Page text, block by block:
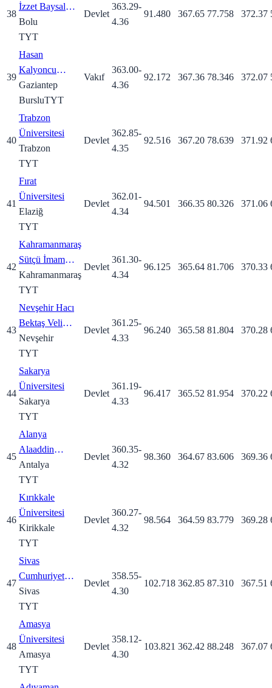
38
İzzet Baysal
Üniversitesi
Bolu
TYT
Devlet
363.29-
4.36
91.480 367.65 77.758 372.37
39
Hasan
Kalyoncu
Üniversitesi
Gaziantep
BursluTYT
Vakıf
363.00-
4.36
92.172 367.36 78.346 372.07
40
Trabzon
Üniversitesi
Trabzon
TYT
Devlet
362.85-
4.35
92.516 367.20 78.639 371.92
41
Fırat
Üniversitesi
Elaziğ
TYT
Devlet
362.01-
4.34
94.501 366.35 80.326 371.06
42
Kahramanmaraş
Sütçü İmam
Üniversitesi
Kahramanmaraş
TYT
Devlet
361.30-
4.34
96.125 365.64 81.706 370.33
43
Nevşehir Hacı
Bektaş Veli
Üniversitesi
Nevşehir
TYT
Devlet
361.25-
4.33
96.240 365.58 81.804 370.28
44
Sakarya
Üniversitesi
Sakarya
TYT
Devlet
361.19-
4.33
96.417 365.52 81.954 370.22
45
Alanya
Alaaddin
Keykubat
Üniversitesi
Antalya
TYT
Devlet
360.35-
4.32
98.360 364.67 83.606 369.36
46
Kırıkkale
Üniversitesi
Kirikkale
TYT
Devlet
360.27-
4.32
98.564 364.59 83.779 369.28
47
Sivas
Cumhuriyet
Üniversitesi
Sivas
TYT
Devlet
358.55-
4.30
102.718 362.85 87.310 367.51
48
Amasya
Üniversitesi
Amasya
TYT
Devlet
358.12-
4.30
103.821 362.42 88.248 367.07